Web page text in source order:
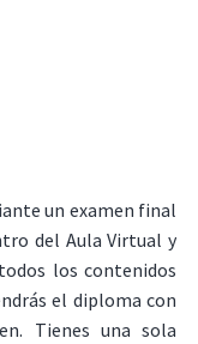
un examen final
del Aula Virtual y
los contenidos
el diploma con
Tienes una sola